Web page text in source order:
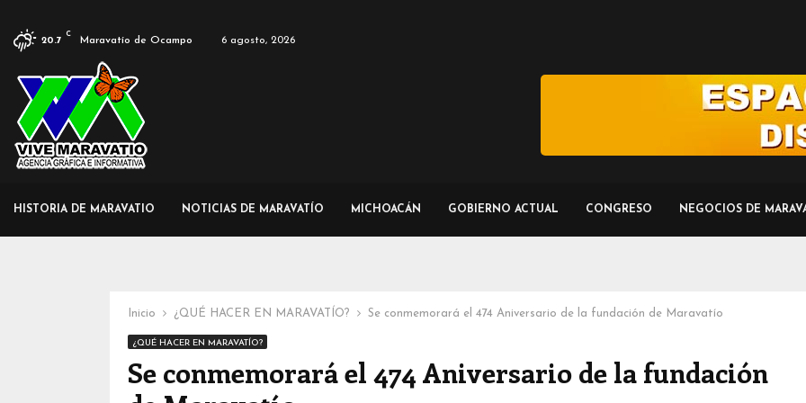
20.7
C
Maravatío de Ocampo 6 agosto, 2026
HISTORIA DE MARAVATIO NOTICIAS DE MARAVATÍO MICHOACÁN GOBIERNO ACTUAL CONGRESO NEGOCIOS DE
Inicio ¿QUÉ HACER EN MARAVATÍO? Se conmemorará el 474 Aniversario de la fundación de Maravatío
¿QUÉ HACER EN MARAVATÍO?
Se conmemorará el 474 Aniversario de la fundación